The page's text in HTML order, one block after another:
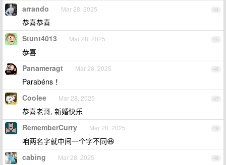
44
arrando Mar 28, 2025
恭喜恭喜
45
Stunt4013 Mar 28, 2025
恭喜
46
Panameragt Mar 28, 2025
Parabéns ！
47
Coolee Mar 28, 2025
恭喜老哥, 新婚快乐
48
RememberCurry Mar 28, 2025
咱两名字就中间一个字不同😆
49
cabing Mar 28, 2025